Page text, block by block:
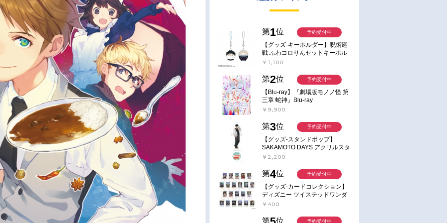
け』電子書籍（コミック）(...
第1位
【グッズ-キーホルダー】呪術廻
戦 ふわコロりんセットキーホル
ダー【アニメイト特典付】
￥1,100
予約受付中
第2位
【Blu-ray】『劇場版モノノ怪 第
三章 蛇神』Blu-ray
￥9,900
予約受付中
第3位
【グッズ-スタンドポップ】
SAKAMOTO DAYS アクリルスタ
ンド～Sunny Afternoon～ 4.南雲
￥2,200
予約受付中
第4位
【グッズ-カードコレクション】
ディズニー ツイステッドワンダ
ーランド ランダムカードコレク
￥400
予約受付中
第 位 予約受付中